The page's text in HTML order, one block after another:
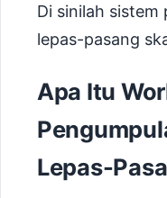
Di sinilah sistem
lepas-pasang
Apa Itu
Lepas-